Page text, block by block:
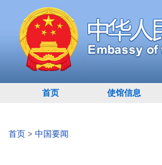
首页 使馆信息
首页 > 中国要闻